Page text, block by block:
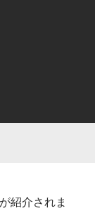
紹介されま